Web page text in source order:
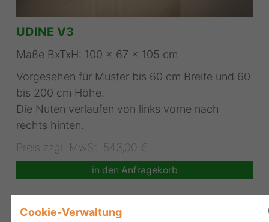
UDINE V3
Maße BxTxH: 100 x 67 x 105 cm
Vorgesehen für Muster bis 60 cm Breite und 60
bis 200 cm Höhe.
Die Nuten verlaufen von links vorne nach
rechts hinten.
Preis zzgl. MwSt. 543,00 €
in den Anfragekorb
Format:
Cookie-Verwaltung